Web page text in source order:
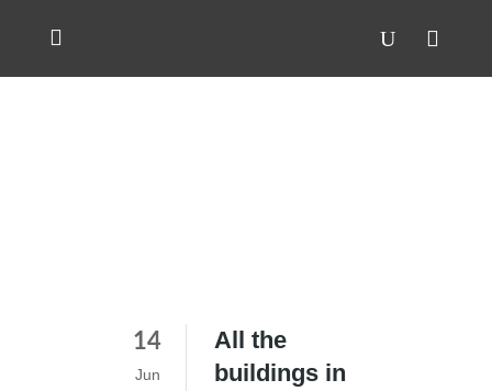
14
Jun
All the
buildings in